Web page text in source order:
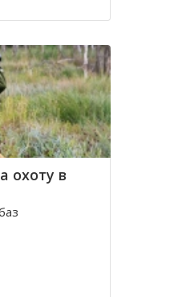
охоту в